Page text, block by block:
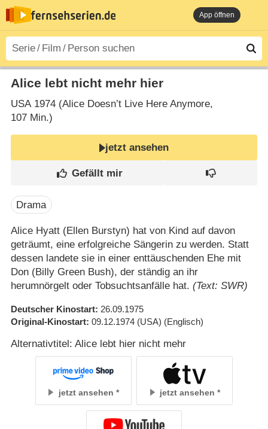
App öffnen
Alice lebt nicht mehr hier
USA1974 (Alice Doesn’t Live Here Anymore‎,
107 Min.)
jetzt ansehen
Drama
Alice Hyatt (Ellen Burstyn) hat von Kind auf davon
geträumt, eine erfolgreiche Sängerin zu werden. Statt
dessen landete sie in einer enttäuschenden Ehe mit
Don (Billy Green Bush), der ständig an ihr
herumnörgelt oder Tobsuchtsanfälle hat. (Text: SWR)
Deutscher Kinostart 26.09.1975
Original-Kinostart 09.12.1974 (USA) (Englisch)
Alternativtitel: Alice lebt hier nicht mehr
jetzt ansehen jetzt ansehen